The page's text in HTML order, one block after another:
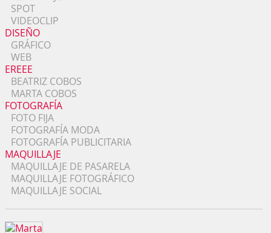
SPOT
VIDEOCLIP
DISEÑO
GRÁFICO
WEB
EREEE
BEATRIZ COBOS
MARTA COBOS
FOTOGRAFÍA
FOTO FIJA
FOTOGRAFÍA MODA
FOTOGRAFÍA PUBLICITARIA
MAQUILLAJE
MAQUILLAJE DE PASARELA
MAQUILLAJE FOTOGRÁFICO
MAQUILLAJE SOCIAL